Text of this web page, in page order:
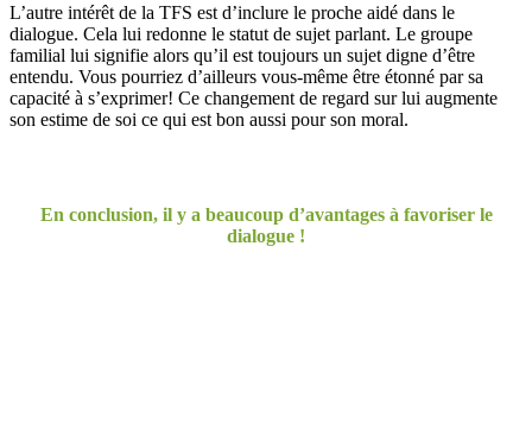
L’autre intérêt de la TFS est d’inclure le proche aidé dans le
dialogue. Cela lui redonne le statut de sujet parlant. Le groupe
familial lui signifie alors qu’il est toujours un sujet digne d’être
entendu. Vous pourriez d’ailleurs vous-même être étonné par sa
capacité à s’exprimer! Ce changement de regard sur lui augmente
son estime de soi ce qui est bon aussi pour son moral.
En conclusion, il y a beaucoup d’avantages à favoriser le
dialogue !